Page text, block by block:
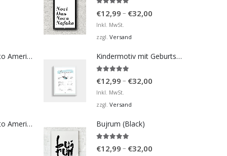
Bosna Take Me to America Navijačka Majica 4
Bosna Take Me to America Navijačka Majica 2
€12,99 – €32,00
Inkl. MwSt.
zzgl. Versand
Kindermotiv mit Geburtsdaten 3
€12,99 – €32,00
Inkl. MwSt.
zzgl. Versand
Bujrum (Black)
€12,99 – €32,00